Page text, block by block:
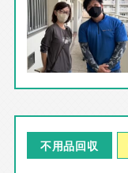
不用品回収